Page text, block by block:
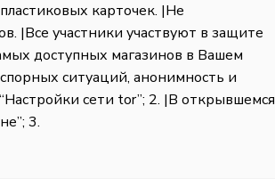
карточек. |Не
|Все участники участвуют в защите
доступных магазинов в Вашем
ситуаций, анонимность и
сети tor”; 2. |В открывшемся
3.